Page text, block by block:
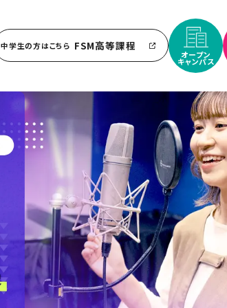
中学生の方はこちら FSM高等課程
オープン
キャンパス